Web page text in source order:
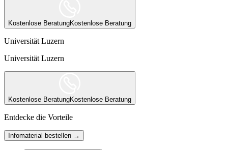
Kostenlose BeratungKostenlose Beratung
Universität Luzern
Universität Luzern
Kostenlose BeratungKostenlose Beratung
Entdecke die Vorteile
Infomaterial bestellen →